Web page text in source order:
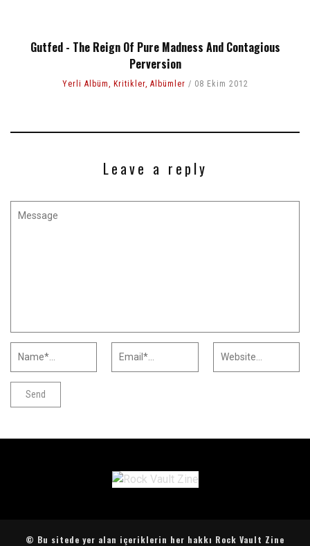
Gutfed - The Reign Of Pure Madness And Contagious
Perversion
Yerli Albüm, Kritikler, Albümler 08 Ekim 2012
Leave a reply
© Bu sitede yer alan içeriklerin her hakkı Rock Vault Zine